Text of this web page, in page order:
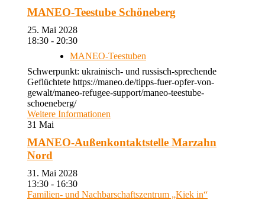
MANEO-Teestube Schöneberg
25. Mai 2028
18:30 - 20:30
MANEO-Teestuben
Schwerpunkt: ukrainisch- und russisch-sprechende
Geflüchtete https://maneo.de/tipps-fuer-opfer-von-
gewalt/maneo-refugee-support/maneo-teestube-
schoeneberg/
Weitere Informationen
31 Mai
MANEO-Außenkontaktstelle Marzahn
Nord
31. Mai 2028
13:30 - 16:30
Familien- und Nachbarschaftszentrum „Kiek in“